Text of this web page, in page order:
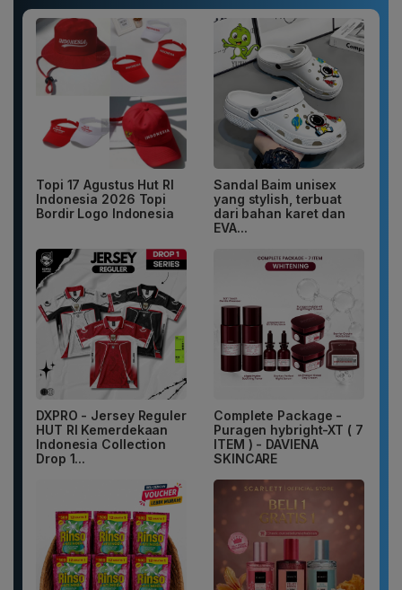
Topi 17 Agustus Hut RI
Indonesia 2026 Topi
Bordir Logo Indonesia
Sandal Baim unisex
yang stylish, terbuat
dari bahan karet dan
EVA...
DXPRO - Jersey Reguler
HUT RI Kemerdekaan
Indonesia Collection
Drop 1...
Complete Package -
Puragen hybright-XT ( 7
ITEM ) - DAVIENA
SKINCARE